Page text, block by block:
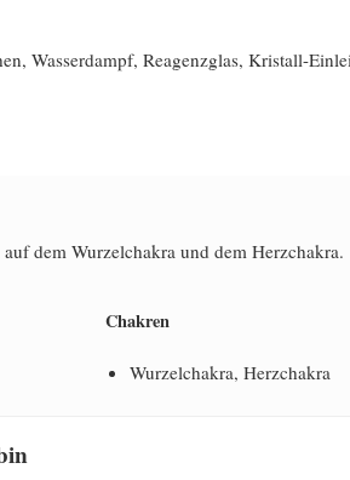
Wasserdampf, Reagenzglas, Kristall-
dem Wurzelchakra und dem Herzchakra.
Chakren
Wurzelchakra, Herzchakra